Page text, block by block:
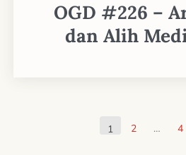
OGD #226 –
dan Alih
1 2 … 4